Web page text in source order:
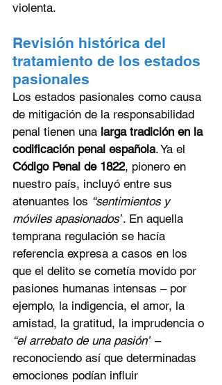
violenta.
Revisión histórica del
tratamiento de los estados
pasionales
Los estados pasionales como causa
de mitigación de la responsabilidad
penal tienen una larga tradición en la
codificación penal española. Ya el
Código Penal de 1822, pionero en
nuestro país, incluyó entre sus
atenuantes los “sentimientos y
móviles apasionados”. En aquella
temprana regulación se hacía
referencia expresa a casos en los
que el delito se cometía movido por
pasiones humanas intensas – por
ejemplo, la indigencia, el amor, la
amistad, la gratitud, la imprudencia o
“el arrebato de una pasión” –
reconociendo así que determinadas
emociones podían influir